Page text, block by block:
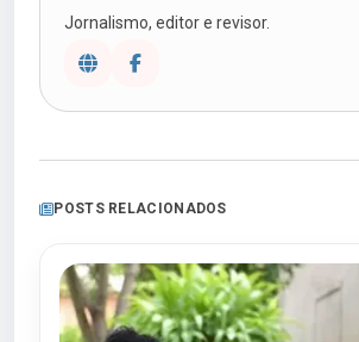
Jornalismo, editor e revisor.
POSTS RELACIONADOS